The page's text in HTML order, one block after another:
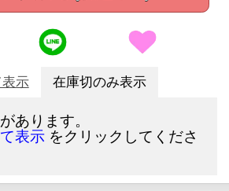
示 在庫切のみ表示
あります。
表示 をクリックしてくださ